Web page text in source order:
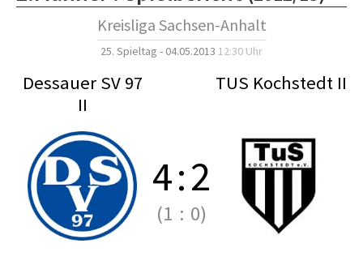
Kreisliga Sachsen-Anhalt
25. Spieltag - 04.05.2013 12:30 Uhr
Dessauer SV 97
II
TUS Kochstedt II
4:2
(1 : 0)